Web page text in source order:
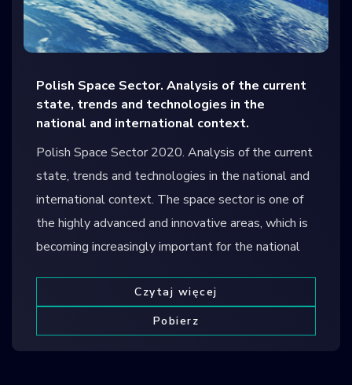
Polish Space Sector. Analysis of the current
state, trends and technologies in the
national and international context.
Polish Space Sector 2020. Analysis of the current
state, trends and technologies in the national and
international context. The space sector is one of
the highly advanced and innovative areas, which is
becoming increasingly important for the national
Czytaj więcej
Pobierz